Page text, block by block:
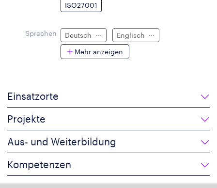
ISO27001
Sprachen Deutsch
Englisch
Mehr anzeigen
Einsatzorte
Projekte
Aus- und Weiterbildung
Kompetenzen